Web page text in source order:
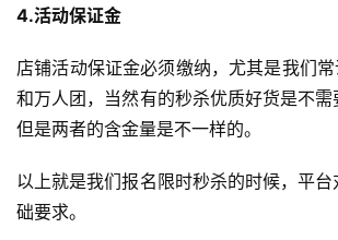
4.活动保证金
店铺活动保证金必须缴纳，尤其是我们
和万人团，当然有的秒杀优质好货是不需
但是两者的含金量是不一样的。
以上就是我们报名限时秒杀的时候，平
础要求。